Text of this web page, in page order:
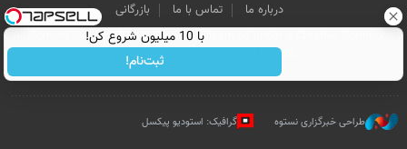
درباره ما تماس با ما
بازرگانی
All Content by Mehr News Agency is licensed under a Creative Commons
Attribution 4.0 International License.
طراحی خبرگزاری نستوه گرافیک: استودیو پیکسل
با 10 میلیون شروع کن!
ثبت‌نام!